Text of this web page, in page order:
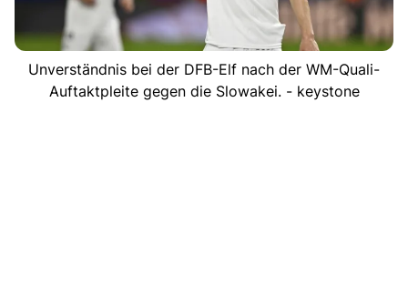
Unverständnis bei der DFB-Elf nach der WM-Quali-
Auftaktpleite gegen die Slowakei. - keystone